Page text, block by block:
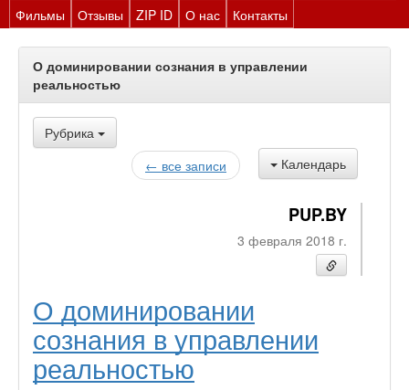
Фильмы
Отзывы ZIP ID О нас Контакты
О доминировании сознания в управлении
реальностью
Рубрика
Календарь
← все записи
PUP.BY
3 февраля 2018 г.
О доминировании
сознания в управлении
реальностью